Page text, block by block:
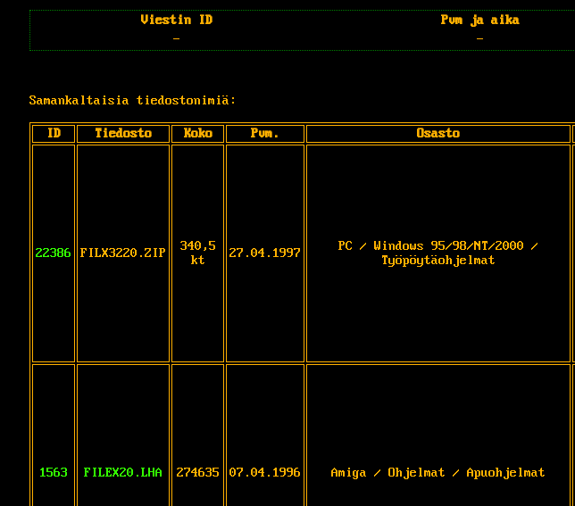
Viestin ID Pvm ja aika
-
-
Samankaltaisia tiedostonimiä:
ID Tiedosto Koko Pvm. Osasto
22386 FILX3220.ZIP
340,5
kt
27.04.1997
PC / Windows 95/98/NT/2000 /
Työpöytäohjelmat
1563 FILEX20.LHA 274635 07.04.1996 Amiga / Ohjelmat / Apuohjelmat